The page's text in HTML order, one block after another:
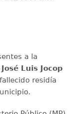
a la
José Luis Jocop
residía